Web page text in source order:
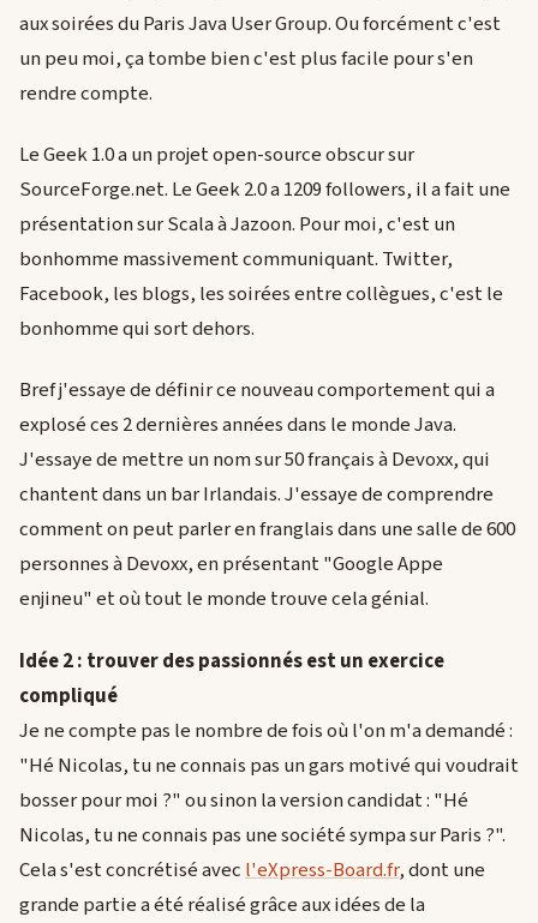
aux soirées du Paris Java User Group. Ou forcément c'est
un peu moi, ça tombe bien c'est plus facile pour s'en
rendre compte.
Le Geek 1.0 a un projet open-source obscur sur
SourceForge.net. Le Geek 2.0 a 1209 followers, il a fait une
présentation sur Scala à Jazoon. Pour moi, c'est un
bonhomme massivement communiquant. Twitter,
Facebook, les blogs, les soirées entre collègues, c'est le
bonhomme qui sort dehors.
Bref j'essaye de définir ce nouveau comportement qui a
explosé ces 2 dernières années dans le monde Java.
J'essaye de mettre un nom sur 50 français à Devoxx, qui
chantent dans un bar Irlandais. J'essaye de comprendre
comment on peut parler en franglais dans une salle de 600
personnes à Devoxx, en présentant "Google Appe
enjineu" et où tout le monde trouve cela génial.
Idée 2 : trouver des passionnés est un exercice
compliqué
Je ne compte pas le nombre de fois où l'on m'a demandé :
"Hé Nicolas, tu ne connais pas un gars motivé qui voudrait
bosser pour moi ?" ou sinon la version candidat : "Hé
Nicolas, tu ne connais pas une société sympa sur Paris ?".
Cela s'est concrétisé avec l'eXpress-Board.fr, dont une
grande partie a été réalisé grâce aux idées de la